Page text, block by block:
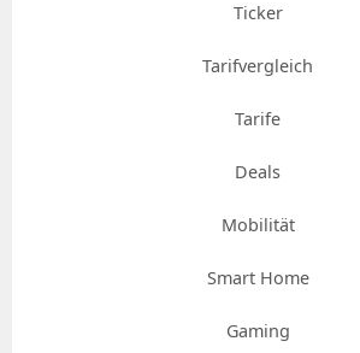
Ticker
Tarifvergleich
Tarife
Deals
Mobilität
Smart Home
Gaming